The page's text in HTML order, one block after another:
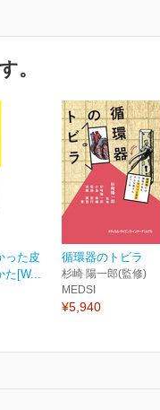
。
った皮
た[W...
循環器のトビラ
杉崎 陽一郎(監修)
MEDSI
¥5,940